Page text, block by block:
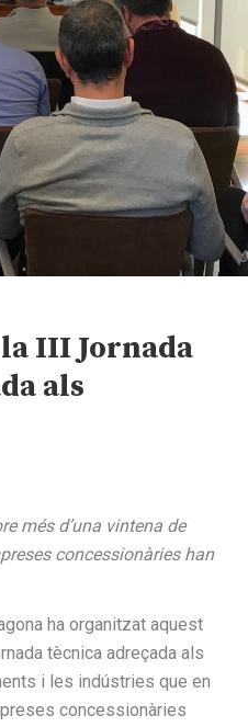
III Jornada
als
més d’una vintena de
concessionàries han
ha organitzat aquest
tècnica adreçada als
i les indústries que en
concessionàries